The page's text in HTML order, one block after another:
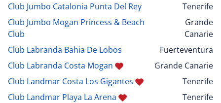
Club Jumbo Catalonia Punta Del Rey
Tenerife
Club Jumbo Mogan Princess & Beach
Club
Grande
Canarie
Club Labranda Bahia De Lobos
Fuerteventura
Club Labranda Costa Mogan
Grande Canarie
Club Landmar Costa Los Gigantes
Tenerife
Club Landmar Playa La Arena
Tenerife